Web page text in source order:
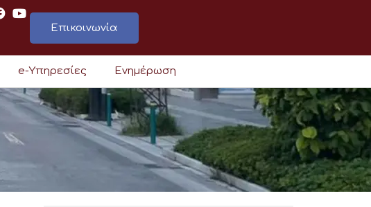
Επικοινωνία
e-Υπηρεσίες Ενημέρωση